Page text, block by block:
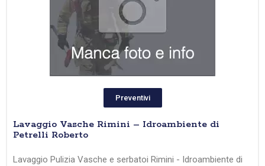
Preventivi
Lavaggio Vasche Rimini – Idroambiente di
Petrelli Roberto
Lavaggio Pulizia Vasche e serbatoi Rimini - Idroambiente di